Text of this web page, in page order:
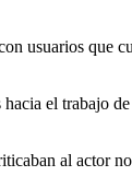
usuarios que
el trabajo de
al actor